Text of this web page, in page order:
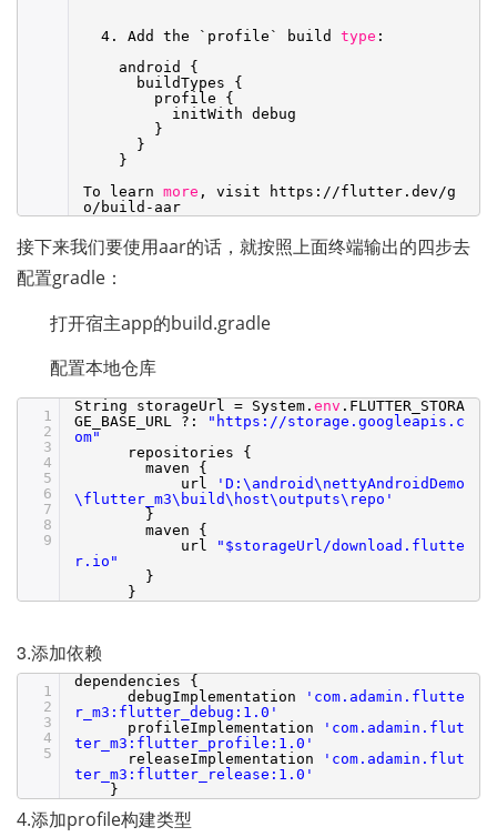
4. Add the `profile` build type :
android {
buildTypes {
profile {
initWith debug
}
}
}
To learn more , visit https: //flutter .dev/g
o/build-aar
接下来我们要使用aar的话，就按照上面终端输出的四步去
配置gradle：
打开宿主app的build.gradle
配置本地仓库
1
2
3
4
5
6
7
8
9
String storageUrl = System. env .FLUTTER_STORA
GE_BASE_URL ?:
"https://storage.googleapis.c
om"
repositories {
maven {
url
'D:\android\nettyAndroidDemo
\flutter_m3\build\host\outputs\repo'
}
maven {
url
"$storageUrl/download.flutte
r.io"
}
}
3.添加依赖
1
2
3
4
5
dependencies {
debugImplementation
'com.adamin.flutte
r_m3:flutter_debug:1.0'
profileImplementation
'com.adamin.flut
ter_m3:flutter_profile:1.0'
releaseImplementation
'com.adamin.flut
ter_m3:flutter_release:1.0'
}
4.添加profile构建类型